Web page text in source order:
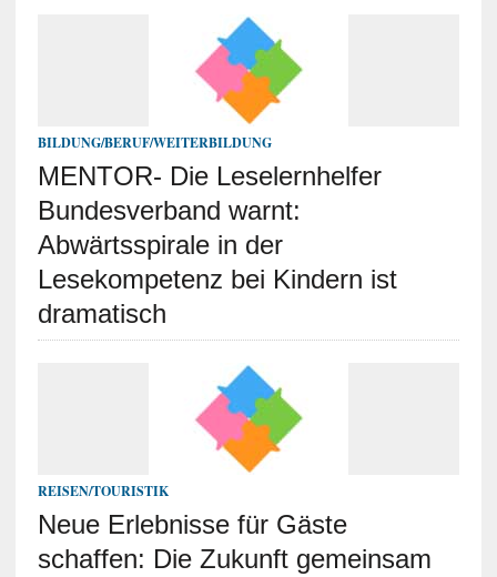
BILDUNG/BERUF/WEITERBILDUNG
MENTOR- Die Leselernhelfer
Bundesverband warnt:
Abwärtsspirale in der
Lesekompetenz bei Kindern ist
dramatisch
REISEN/TOURISTIK
Neue Erlebnisse für Gäste
schaffen: Die Zukunft gemeinsam